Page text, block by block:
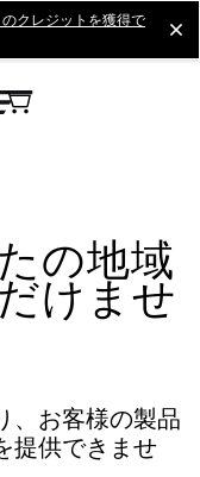
クレジットを獲得で
の地域
けませ
、お客様の製品
提供できませ